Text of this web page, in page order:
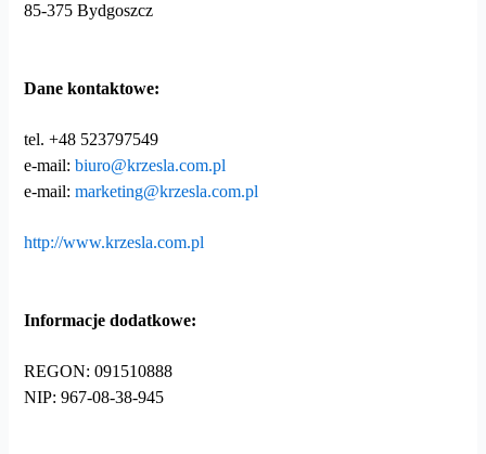
85-375 Bydgoszcz
Dane kontaktowe:
tel. +48 523797549
e-mail:biuro@krzesla.com.pl
e-mail:marketing@krzesla.com.pl
http://www.krzesla.com.pl
Informacje dodatkowe:
REGON: 091510888
NIP: 967-08-38-945